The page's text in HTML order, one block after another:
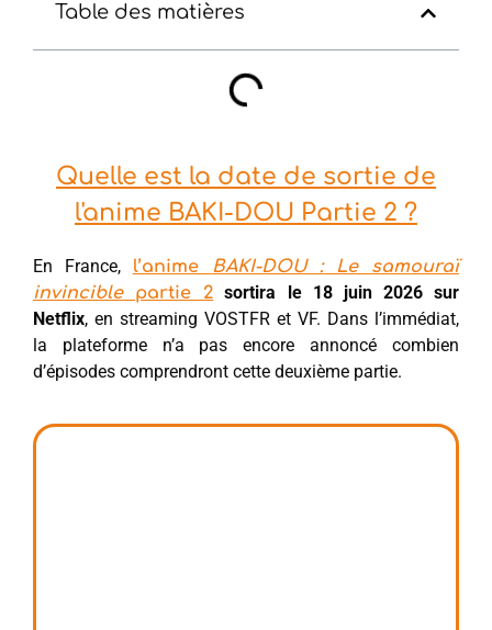
Table des matières
Quelle est la date de sortie de
l'anime BAKI-DOU Partie 2 ?
En France, l’anime BAKI-DOU : Le samouraï
invinciblepartie 2 sortira le 18 juin 2026 sur
Netflix, en streaming VOSTFR et VF. Dans l’immédiat,
la plateforme n’a pas encore annoncé combien
d’épisodes comprendront cette deuxième partie.